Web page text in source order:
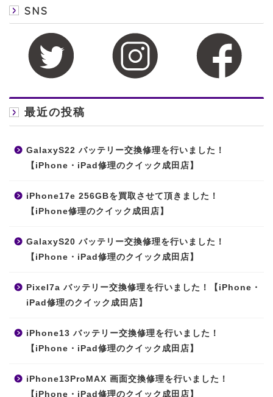
SNS
最近の投稿
GalaxyS22 バッテリー交換修理を行いました！
【iPhone・iPad修理のクイック成田店】
iPhone17e 256GBを買取させて頂きました！
【iPhone修理のクイック成田店】
GalaxyS20 バッテリー交換修理を行いました！
【iPhone・iPad修理のクイック成田店】
Pixel7a バッテリー交換修理を行いました！【iPhone・
iPad修理のクイック成田店】
iPhone13 バッテリー交換修理を行いました！
【iPhone・iPad修理のクイック成田店】
iPhone13ProMAX 画面交換修理を行いました！
【iPhone・iPad修理のクイック成田店】